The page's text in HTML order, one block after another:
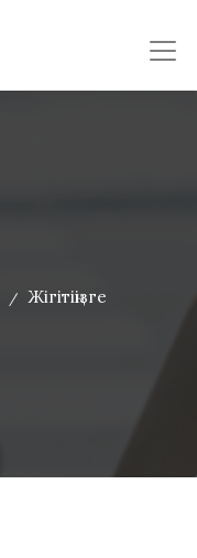
/ Жігітіңізге